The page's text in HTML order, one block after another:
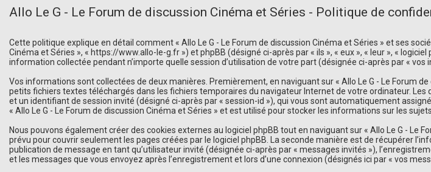
Allo Le G - Le Forum de discussion Cinéma et Séries - Politique de
Cette politique explique en détail comment « Allo Le G - Le Forum de discussion Cinéma et Séries » et ses
Cinéma et Séries », « https://www.allo-le-g.fr ») et phpBB (désigné ci-après par « ils », « eux », « leur », «
information collectée pendant n’importe quelle session d’utilisation de votre part (désignée ci-après par « vos
Vos informations sont collectées de deux manières. Premièrement, en naviguant sur « Allo Le G - Le Forum
petits fichiers textes téléchargés dans les fichiers temporaires du navigateur Internet de votre ordinateur.
et un identifiant de session invité (désigné ci-après par « session-id »), qui vous sont automatiquement
« Allo Le G - Le Forum de discussion Cinéma et Séries » et est utilisé pour stocker les informations sur les
Nous pouvons également créer des cookies externes au logiciel phpBB tout en naviguant sur « Allo Le G -
prévu pour couvrir seulement les pages créées par le logiciel phpBB. La seconde manière est de récupérer
publication de message en tant qu’utilisateur invité (désignée ci-après par « messages invités »),
et les messages que vous envoyez après l’enregistrement et lors d’une connexion (désignés ici par « vos